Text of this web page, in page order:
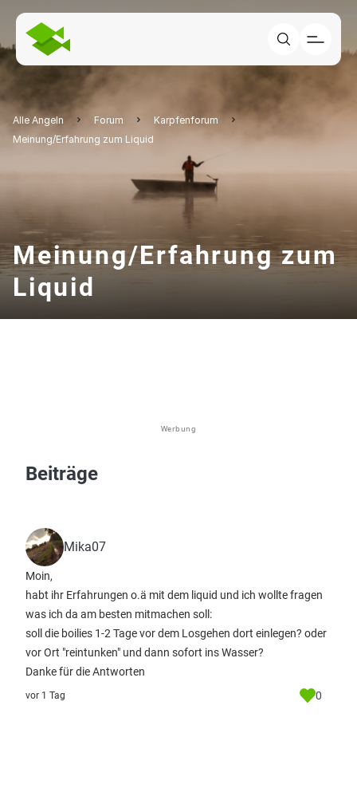
Alle Angeln Forum
Karpfenforum
Meinung/Erfahrung zum Liquid
Meinung/Erfahrung zum
Liquid
Werbung
Beiträge
Mika07
Moin,
habt ihr Erfahrungen o.ä mit dem liquid und ich wollte fragen
was ich da am besten mitmachen soll:
soll die boilies 1-2 Tage vor dem Losgehen dort einlegen? oder
vor Ort "reintunken" und dann sofort ins Wasser?
Danke für die Antworten
vor 1 Tag 0